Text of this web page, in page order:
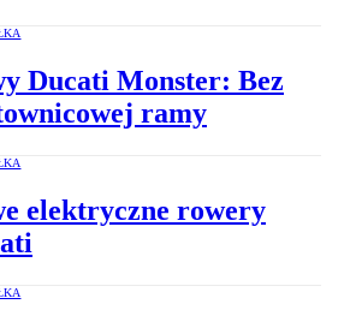
Ducati Monster: Bez
ramy
elektryczne rowery